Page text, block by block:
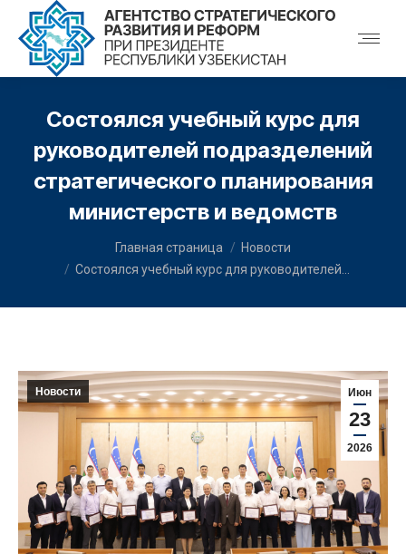
Состоялся учебный курс для
руководителей подразделений
стратегического планирования
министерств и ведомств
Главная страница
Новости
Состоялся учебный курс для руководителей…
Июн
23
2026
Новости